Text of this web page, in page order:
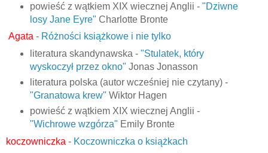
powieść z wątkiem XIX wiecznej Anglii - "Dziwne
losy Jane Eyre" Charlotte Bronte
Agata - Różności książkowe i nie tylko
literatura skandynawska -"Stulatek, który
wyskoczył przez okno" Jonas Jonasson
literatura polska (autor wcześniej nie czytany) -
"Granatowa krew" Wiktor Hagen
powieść z wątkiem XIX wiecznej Anglii -
"Wichrowe wzgórza" Emily Bronte
koczowniczka - Koczowniczka o książkach